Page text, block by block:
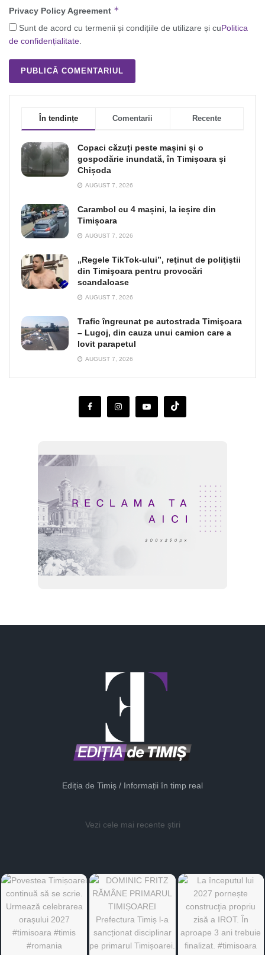
Privacy Policy Agreement *
Sunt de acord cu termenii și condițiile de utilizare și cuPolitica
de confidențialitate.
În tendințe Comentarii Recente
Copaci căzuți peste mașini și o
gospodărie inundată, în Timișoara și
Chișoda
AUGUST 7, 2026
Carambol cu 4 mașini, la ieșire din
Timișoara
AUGUST 7, 2026
„Regele TikTok-ului”, reţinut de poliţiştii
din Timişoara pentru provocări
scandaloase
AUGUST 7, 2026
Trafic îngreunat pe autostrada Timişoara
– Lugoj, din cauza unui camion care a
lovit parapetul
AUGUST 7, 2026
Ediția de Timiș / Informații în timp real
Vezi cele mai recente știri